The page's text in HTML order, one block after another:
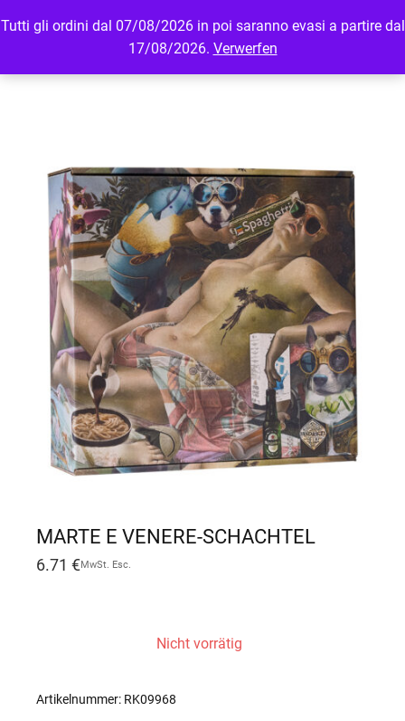
Tutti gli ordini dal 07/08/2026 in poi saranno evasi a partire dal
17/08/2026. Verwerfen
MENU LOGIN
MARTE E VENERE-SCHACHTEL
6.71 €MwSt. Esc.
Nicht vorrätig
Artikelnummer: RK09968